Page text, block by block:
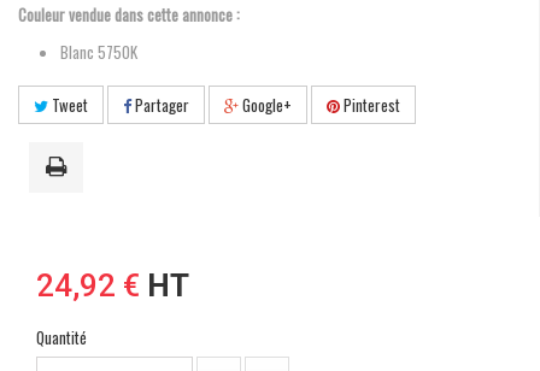
Couleur vendue dans cette annonce :
Blanc 5750K
Tweet Partager Google+ Pinterest
24,92 € HT
Quantité